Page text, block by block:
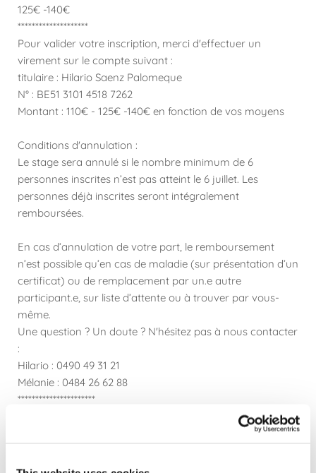
125€ -140€
********************
Pour valider votre inscription, merci d'effectuer un
virement sur le compte suivant :
titulaire : Hilario Saenz Palomeque
N° : BE51 3101 4518 7262
Montant : 110€ - 125€ -140€ en fonction de vos moyens
Conditions d'annulation :
Le stage sera annulé si le nombre minimum de 6
personnes inscrites n’est pas atteint le 6 juillet. Les
personnes déjà inscrites seront intégralement
remboursées.
En cas d’annulation de votre part, le remboursement
n’est possible qu’en cas de maladie (sur présentation d’un
certificat) ou de remplacement par un.e autre
participant.e, sur liste d’attente ou à trouver par vous-
même.
Une question ? Un doute ? N'hésitez pas à nous contacter
:
Hilario : 0490 49 31 21
Mélanie : 0484 26 62 88
**********************
Mélanie est passionnée par le mouvement et la danse, et
l’improvisation et les processus de connexion et de